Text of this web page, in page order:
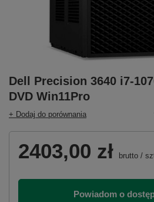
Dell Precision 3640 i7-
DVD Win11Pro
+ Dodaj do porównania
2403,00 zł brutto /
Powiadom o